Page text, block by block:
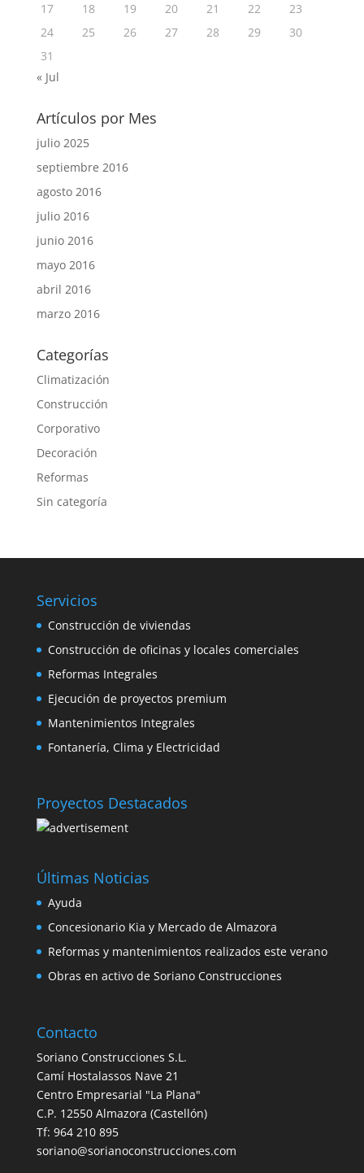
17
18 19 20 21 22
23
24
25 26 27 28 29
30
31
« Jul
Artículos por Mes
julio 2025
septiembre 2016
agosto 2016
julio 2016
junio 2016
mayo 2016
abril 2016
marzo 2016
Categorías
Climatización
Construcción
Corporativo
Decoración
Reformas
Sin categoría
Servicios
Construcción de viviendas
Construcción de oficinas y locales comerciales
Reformas Integrales
Ejecución de proyectos premium
Mantenimientos Integrales
Fontanería, Clima y Electricidad
Proyectos Destacados
Últimas Noticias
Ayuda
Concesionario Kia y Mercado de Almazora
Reformas y mantenimientos realizados este verano
Obras en activo de Soriano Construcciones
Contacto
Soriano Construcciones S.L.
Camí Hostalassos Nave 21
Centro Empresarial "La Plana"
C.P. 12550 Almazora (Castellón)
Tf: 964 210 895
soriano@sorianoconstrucciones.com